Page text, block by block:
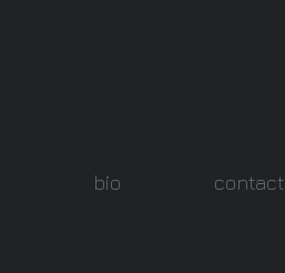
bio contact